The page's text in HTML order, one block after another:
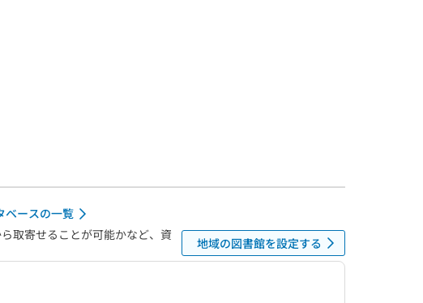
ベースの一覧
取寄せることが可能かなど、資
地域の図書館を設定する